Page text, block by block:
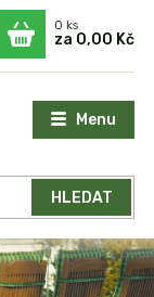
Menu
HLEDAT
0ks
za 0,00 Kč